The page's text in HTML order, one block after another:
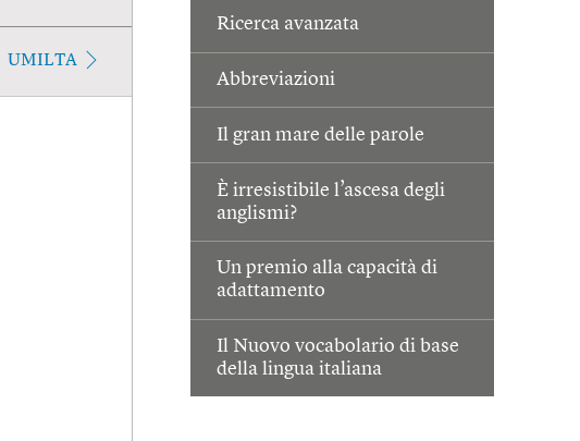
Ricerca avanzata
Abbreviazioni
Il gran mare delle parole
È irresistibile l’ascesa degli
anglismi?
Un premio alla capacità di
adattamento
Il Nuovo vocabolario di base
della lingua italiana
UMILTA